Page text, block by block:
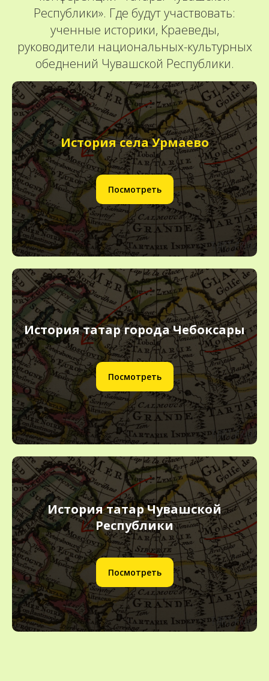
Республики». Где будут участвовать:
ученные историки, Краеведы,
руководители национальных-культурных
обеднений Чувашской Республики.
История села Урмаево
Посмотреть
История татар города Чебоксары
Посмотреть
История татар Чувашской
Республики
Посмотреть